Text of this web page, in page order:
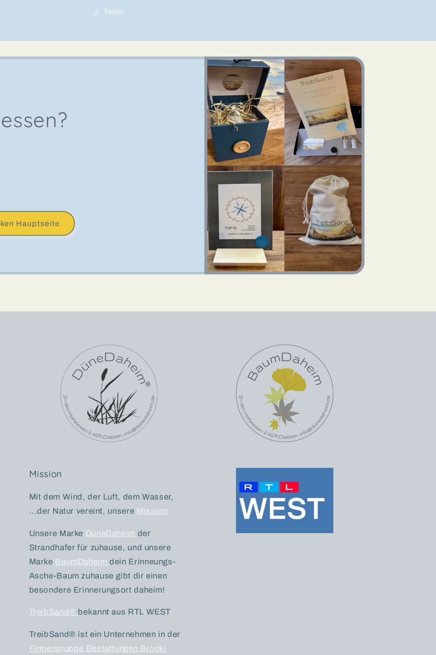
Teilen
Hauptseite
Mission
Mit dem Wind, der Luft, dem Wasser,
...der Natur vereint, unsere Mission
Unsere Marke DüneDaheim der
Strandhafer für zuhause, und unsere
Marke BaumDaheimdein Erinneungs-
Asche-Baum zuhause gibt dir einen
besondere Erinnerungsort daheim!
TreibSand® bekannt aus RTL WEST
TreibSand® ist ein Unternehmen in der
Firmengruppe Bestattungen Brocki